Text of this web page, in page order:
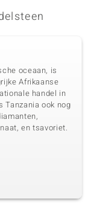
oceaan, is
Afrikaanse
handel in
Tanzania ook nog
en tsavoriet.